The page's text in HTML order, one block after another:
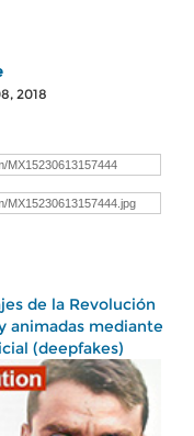
2018
de la Revolución
animadas mediante
(deepfakes)